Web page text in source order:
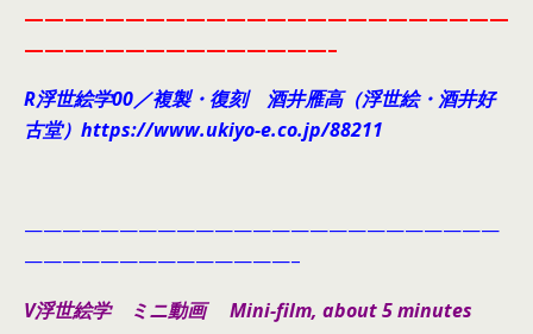
————————————————————————
———————————————–
R浮世絵学00／複製・復刻 酒井雁高（浮世絵・酒井好
古堂）https://www.ukiyo-e.co.jp/88211
—————————————————————————
——————————————–
V浮世絵学 ミニ動画 Mini-film, about 5 minutes